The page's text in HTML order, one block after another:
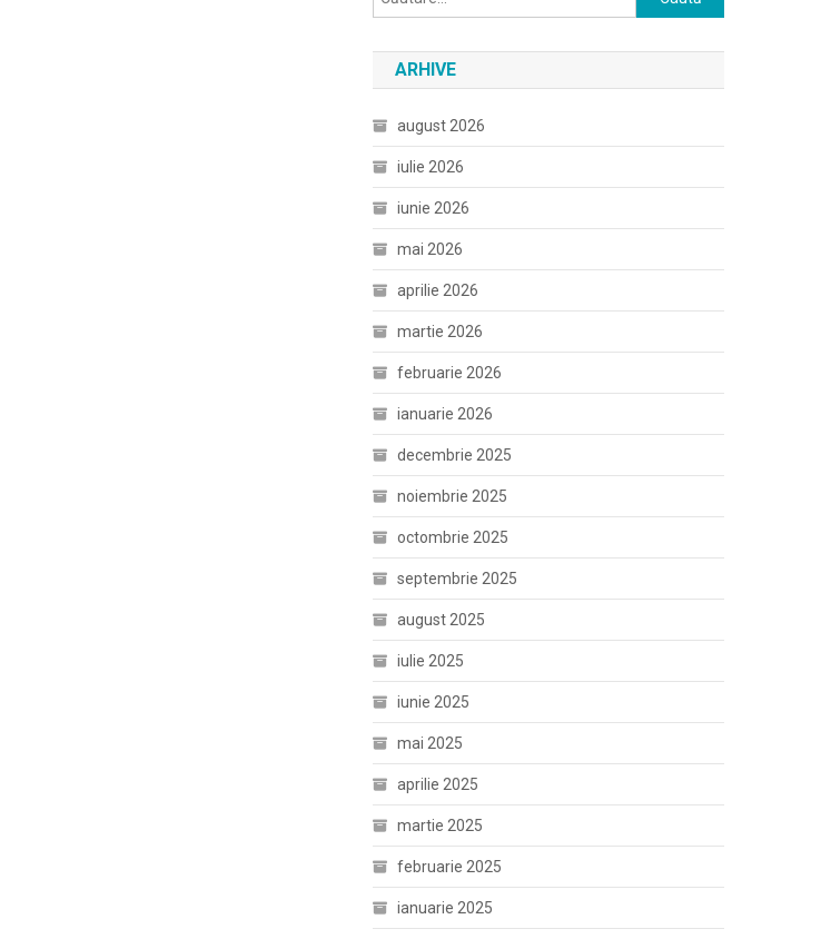
după:
ARHIVE
august 2026
iulie 2026
iunie 2026
mai 2026
aprilie 2026
martie 2026
februarie 2026
ianuarie 2026
decembrie 2025
noiembrie 2025
octombrie 2025
septembrie 2025
august 2025
iulie 2025
iunie 2025
mai 2025
aprilie 2025
martie 2025
februarie 2025
ianuarie 2025